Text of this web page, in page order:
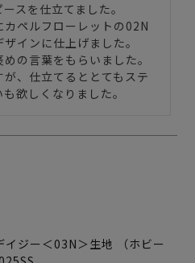
スを仕立てました。
ペルフローレットの02N
インに仕上げました。
の言葉をもらいました。
、仕立てるととてもステ
欲しくなりました。
イジー＜03N＞生地 （ホビー